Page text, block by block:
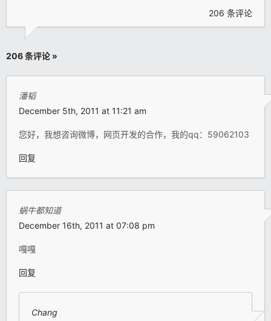
206 条评论
206 条评论 »
潘韬
December 5th, 2011 at 11:21 am
您好，我想咨询微博，网页开发的合作，我的qq：59062103
回复
蜗牛都知道
December 16th, 2011 at 07:08 pm
嘎嘎
回复
Chang